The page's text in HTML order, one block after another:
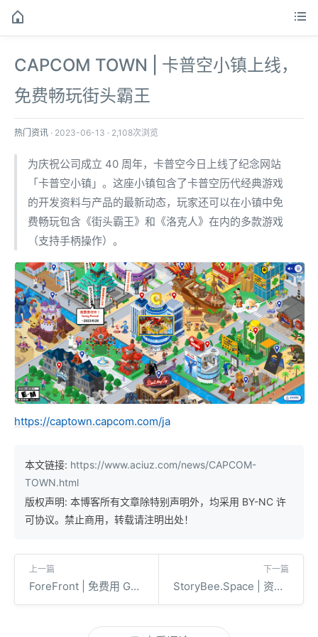
CAPCOM TOWN | 卡普空小镇上线，
免费畅玩街头霸王
热门资讯 · 2023-06-13 · 2,108次浏览
为庆祝公司成立 40 周年，卡普空今日上线了纪念网站
「卡普空小镇」。这座小镇包含了卡普空历代经典游戏
的开发资料与产品的最新动态，玩家还可以在小镇中免
费畅玩包含《街头霸王》和《洛克人》在内的多款游戏
（支持手柄操作）。
https://captown.capcom.com/ja
本文链接: https://www.aciuz.com/news/CAPCOM-
TOWN.html
版权声明: 本博客所有文章除特别声明外，均采用 BY-NC 许
可协议。禁止商用，转载请注明出处！
上一篇
ForeFront | 免费用 GPT-4、Claude+
下一篇
StoryBee.Space | 资源齐全的电子绘本网站